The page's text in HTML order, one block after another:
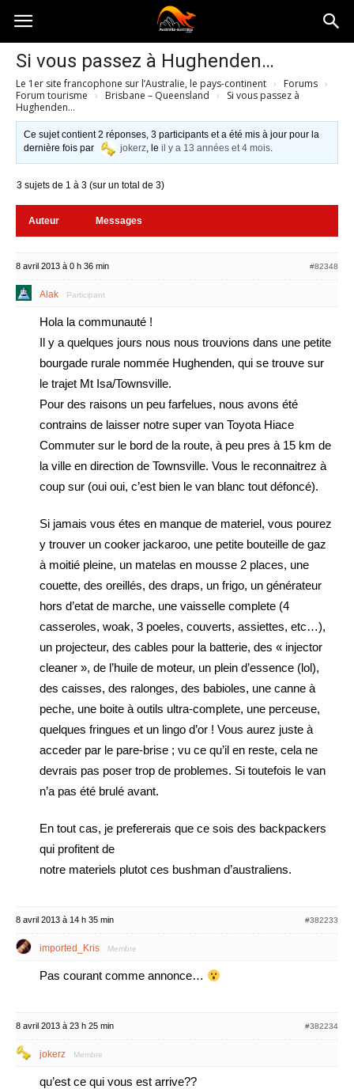
Australia-
australie.com
Si vous passez à Hughenden…
Le 1er site francophone sur l’Australie, le pays-continent › Forums ›
Forum tourisme › Brisbane – Queensland ›
Si vous passez à
Hughenden…
Ce sujet contient 2 réponses, 3 participants et a été mis à jour pour la
dernière fois par
jokerz, leil y a 13 années et 4 mois.
3 sujets de 1 à 3 (sur un total de 3)
Auteur Messages
8 avril 2013 à 0 h 36 min #82348
Alak Participant
Hola la communauté !
Il y a quelques jours nous nous trouvions dans une petite
bourgade rurale nommée Hughenden, qui se trouve sur
le trajet Mt Isa/Townsville.
Pour des raisons un peu farfelues, nous avons été
contrains de laisser notre super van Toyota Hiace
Commuter sur le bord de la route, à peu pres à 15 km de
la ville en direction de Townsville. Vous le reconnaitrez à
coup sur (oui oui, c’est bien le van blanc tout défoncé).
Si jamais vous étes en manque de materiel, vous pourez
y trouver un cooker jackaroo, une petite bouteille de gaz
à moitié pleine, un matelas en mousse 2 places, une
couette, des oreillés, des draps, un frigo, un générateur
hors d’etat de marche, une vaisselle complete (4
casseroles, woak, 3 poeles, couverts, assiettes, etc…),
un projecteur, des cables pour la batterie, des « injector
cleaner », de l’huile de moteur, un plein d’essence (lol),
des caisses, des ralonges, des babioles, une canne à
peche, une boite à outils ultra-complete, une perceuse,
quelques fringues et un lingo d’or ! Vous aurez juste à
acceder par le pare-brise ; vu ce qu’il en reste, cela ne
devrais pas poser trop de problemes. Si toutefois le van
n’a pas été brulé avant.
En tout cas, je prefererais que ce sois des backpackers
qui profitent de
notre materiels plutot ces bushman d’australiens.
8 avril 2013 à 14 h 35 min #382233
imported_Kris Membre
Pas courant comme annonce…
8 avril 2013 à 23 h 25 min #382234
jokerz Membre
qu’est ce qui vous est arrive??